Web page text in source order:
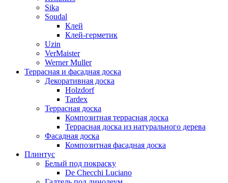
Sika
Soudal
Клей
Клей-герметик
Uzin
VerMaister
Werner Muller
Террасная и фасадная доска
Декоративная доска
Holzdorf
Tardex
Террасная доска
Композитная террасная доска
Террасная доска из натурального дерева
Фасадная доска
Композитная фасадная доска
Плинтус
Белый под покраску
De Checchi Luciano